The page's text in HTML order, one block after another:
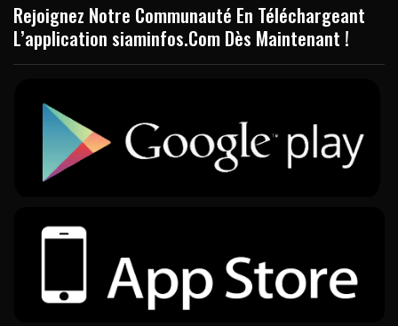
Rejoignez Notre Communauté En Téléchargeant
L’application siaminfos.Com Dès Maintenant !